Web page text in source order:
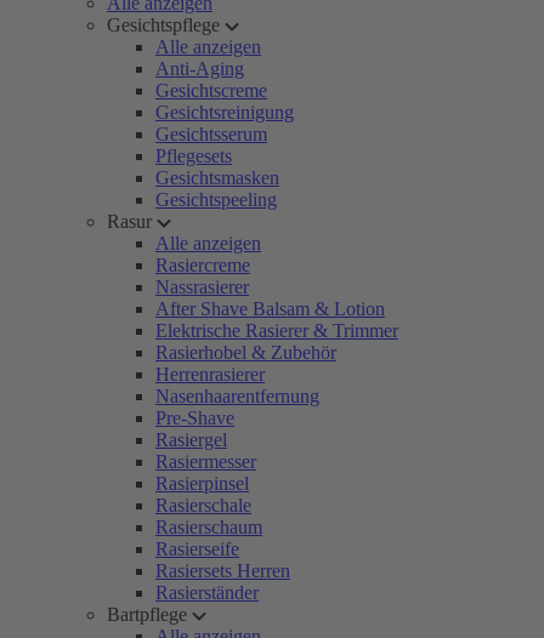
Gesichtspflege
Alle anzeigen
Anti-Aging
Gesichtscreme
Gesichtsreinigung
Gesichtsserum
Pflegesets
Gesichtsmasken
Gesichtspeeling
Rasur
Alle anzeigen
Rasiercreme
Nassrasierer
After Shave Balsam & Lotion
Elektrische Rasierer & Trimmer
Rasierhobel & Zubehör
Herrenrasierer
Nasenhaarentfernung
Pre-Shave
Rasiergel
Rasiermesser
Rasierpinsel
Rasierschale
Rasierschaum
Rasierseife
Rasiersets Herren
Rasierständer
Bartpflege